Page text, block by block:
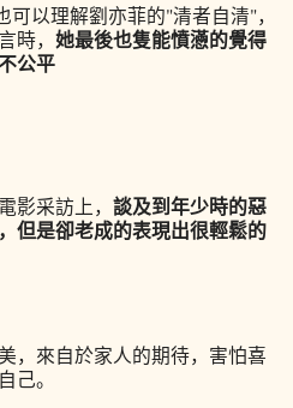
以理解劉亦菲的"清者自清"，
時， 她最後也隻能憤懣的覺得
公平
影采訪上， 談及到年少時的惡
但是卻老成的表現出很輕鬆的
，來自於家人的期待，害怕喜
己。